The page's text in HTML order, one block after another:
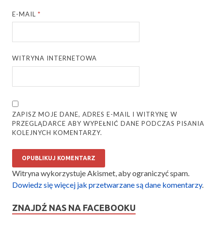
E-MAIL*
WITRYNA INTERNETOWA
ZAPISZ MOJE DANE, ADRES E-MAIL I WITRYNĘ W
PRZEGLĄDARCE ABY WYPEŁNIĆ DANE PODCZAS PISANIA
KOLEJNYCH KOMENTARZY.
Witryna wykorzystuje Akismet, aby ograniczyć spam.
Dowiedz się więcej jak przetwarzane są dane komentarzy.
ZNAJDŹ NAS NA FACEBOOKU